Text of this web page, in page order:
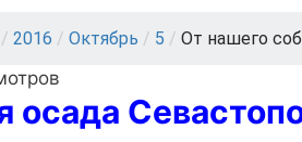
/ 2016 / Октябрь / 5 / От нашего
осада